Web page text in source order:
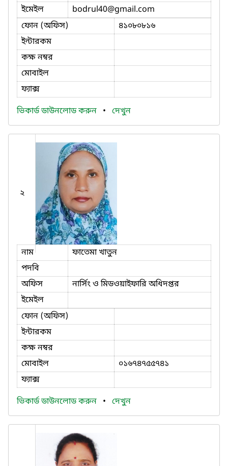
ইমেইল
bodrul40@gmail.com
ফোন (অফিস)
৪১০৮০৮১৬
ইন্টারকম
কক্ষ নম্বর
মোবাইল
ফ্যাক্স
ভিকার্ড ডাউনলোড করুন • দেখুন
২
নাম
ফাতেমা খাতুন
পদবি
অফিস
নার্সিং ও মিডওয়াইফারি অধিদপ্তর
ইমেইল
ফোন (অফিস)
ইন্টারকম
কক্ষ নম্বর
মোবাইল
০১৬৭৪৭৫৫৭৪১
ফ্যাক্স
ভিকার্ড ডাউনলোড করুন • দেখুন